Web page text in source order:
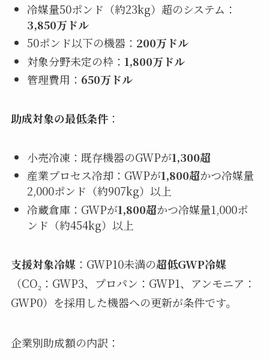
冷媒量50ポンド（約23kg）超のシステム：
3,850万ドル
50ポンド以下の機器： 200万ドル
対象分野未定の枠： 1,800万ドル
管理費用： 650万ドル
助成対象の最低条件：
小売冷凍：既存機器のGWPが1,300超
産業プロセス冷却：GWPが1,800超かつ冷媒量
2,000ポンド（約907kg）以上
冷蔵倉庫：GWPが1,800超かつ冷媒量1,000ポ
ンド（約454kg）以上
支援対象冷媒：GWP10未満の超低GWP冷媒
（CO₂：GWP3、プロパン：GWP1、アンモニア：
GWP0）を採用した機器への更新が条件です。
企業別助成額の内訳：